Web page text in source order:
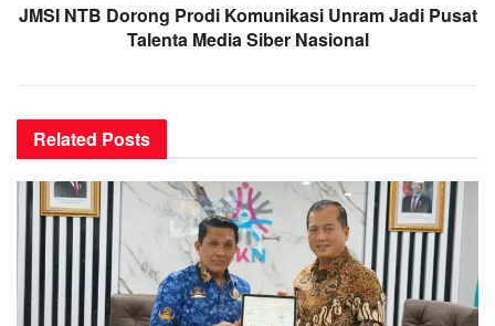
JMSI NTB Dorong Prodi Komunikasi Unram Jadi Pusat
Talenta Media Siber Nasional
Related Posts